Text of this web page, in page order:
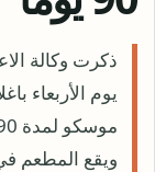
ذكرت وكالة
يوم الأربعاء
ويقع المطعم